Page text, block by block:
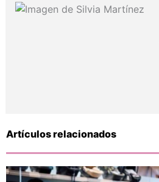
Artículos relacionados